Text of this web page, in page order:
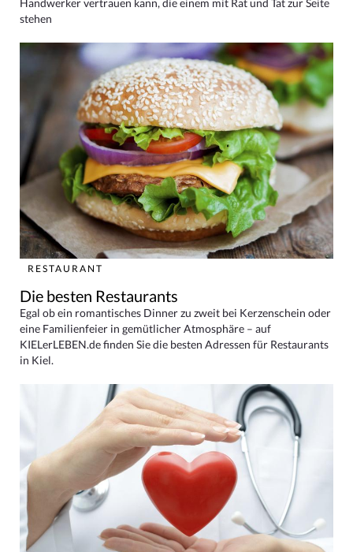
stehen
RESTAURANT
Die besten Restaurants
Egal ob ein romantisches Dinner zu zweit bei Kerzenschein oder
eine Familienfeier in gemütlicher Atmosphäre – auf
KIELerLEBEN.de finden Sie die besten Adressen für Restaurants
in Kiel.